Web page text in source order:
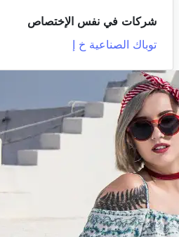
شركات في نفس الإختصاص
توباك الصناعية خ إ